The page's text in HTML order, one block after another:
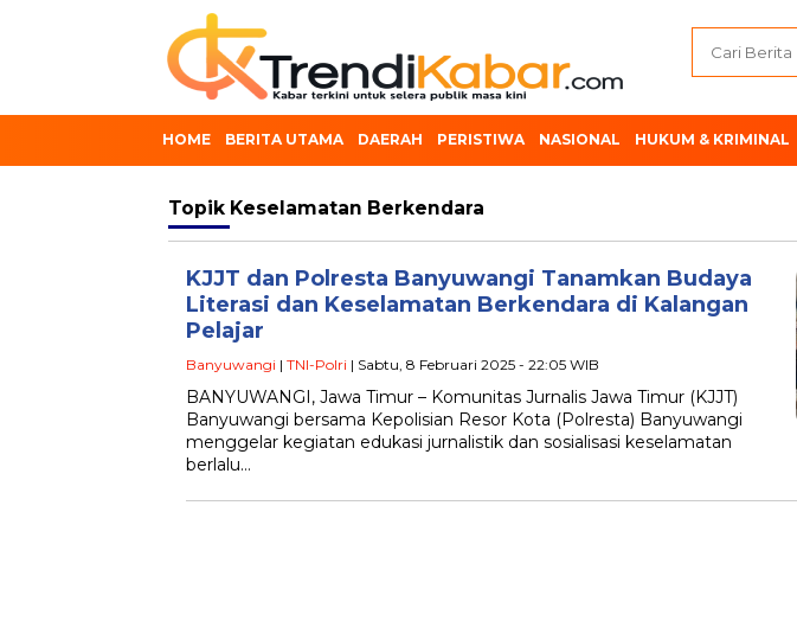
HOME BERITA UTAMA DAERAH PERISTIWA NASIONAL HUKUM & KRIMINAL
Topik Keselamatan Berkendara
KJJT dan Polresta Banyuwangi Tanamkan Budaya
Literasi dan Keselamatan Berkendara di Kalangan
Pelajar
Banyuwangi | TNI-Polri | Sabtu, 8 Februari 2025 - 22:05 WIB
BANYUWANGI, Jawa Timur – Komunitas Jurnalis Jawa Timur (KJJT)
Banyuwangi bersama Kepolisian Resor Kota (Polresta) Banyuwangi
menggelar kegiatan edukasi jurnalistik dan sosialisasi keselamatan
berlalu…